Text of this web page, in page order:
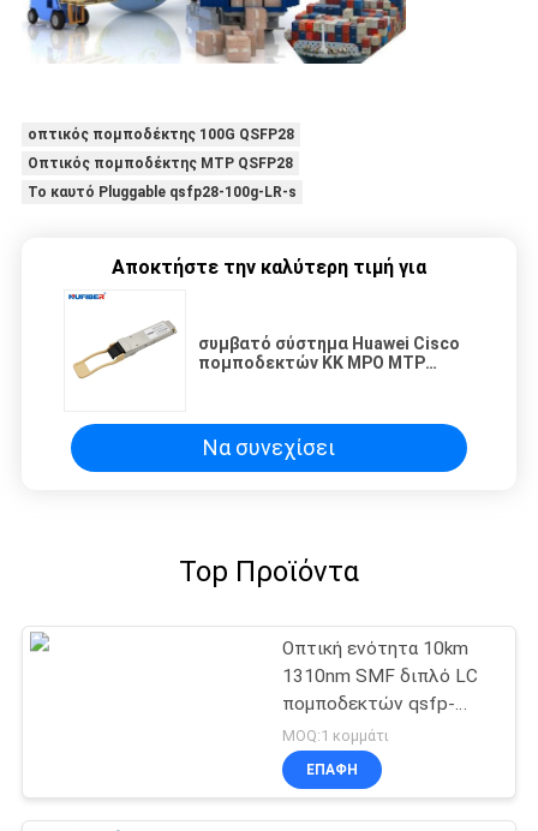
οπτικός πομποδέκτης 100G QSFP28
Οπτικός πομποδέκτης MTP QSFP28
Το καυτό Pluggable qsfp28-100g-LR-s
Αποκτήστε την καλύτερη τιμή για
συμβατό σύστημα Huawei Cisco
πομποδεκτών ΚΚ MPO MTP
Να συνεχίσει
Top Προϊόντα
Οπτική ενότητα 10km
1310nm SMF διπλό LC
πομποδεκτών qsfp-
40g-LR4 QSFP+
MOQ:1 κομμάτι
ΕΠΑΦΉ